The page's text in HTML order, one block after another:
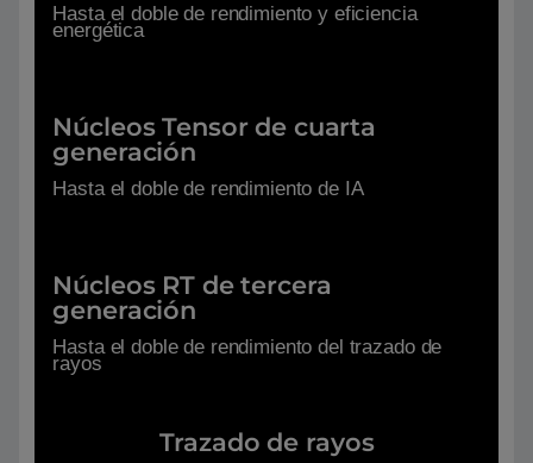
Hasta el doble de rendimiento y eficiencia
energética
Núcleos Tensor de cuarta
generación
Hasta el doble de rendimiento de IA
Núcleos RT de tercera
generación
Hasta el doble de rendimiento del trazado de
rayos
Trazado de rayos